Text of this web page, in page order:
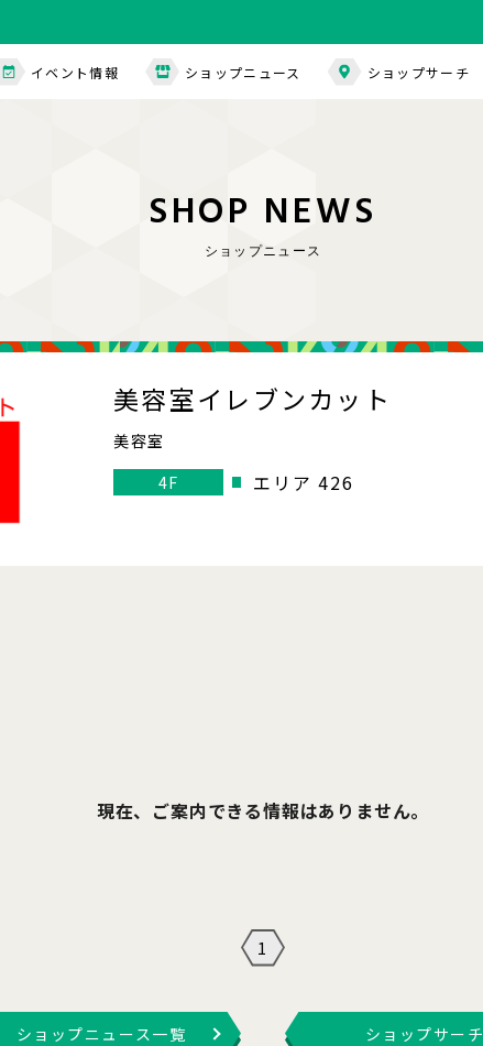
イベント情報 ショップニュース ショップサーチ
SHOP NEWS
ショップニュース
美容室イレブンカット
美容室
4F
エリア 426
現在、ご案内できる情報はありません。
1
ショップニュース一覧 ショップサーチ